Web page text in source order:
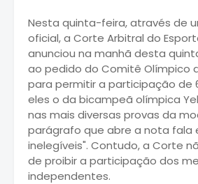
Nesta quinta-feira, através de
oficial, a Corte Arbitral do
anunciou na manhã desta
ao pedido do Comitê Olímpico
para permitir a participação de
eles o da bicampeã olímpica
nas mais diversas provas da
parágrafo que abre a nota fala
inelegíveis". Contudo, a Corte
de proibir a participação dos
independentes.